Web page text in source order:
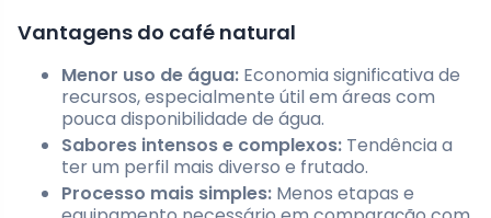
Vantagens do café natural
Menor uso de água: Economia significativa de
recursos, especialmente útil em áreas com
pouca disponibilidade de água.
Sabores intensos e complexos: Tendência a
ter um perfil mais diverso e frutado.
Processo mais simples: Menos etapas e